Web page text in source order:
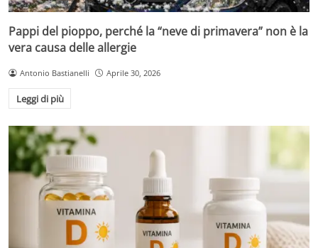
Pappi del pioppo, perché la “neve di primavera” non è la
vera causa delle allergie
Antonio Bastianelli Aprile 30, 2026
Leggi di più